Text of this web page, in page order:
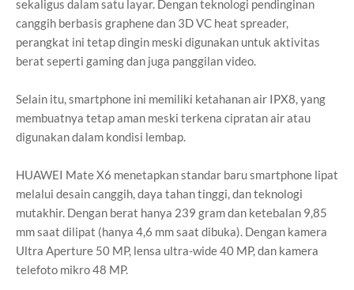
sekaligus dalam satu layar. Dengan teknologi pendinginan
canggih berbasis graphene dan 3D VC heat spreader,
perangkat ini tetap dingin meski digunakan untuk aktivitas
berat seperti gamingdan juga panggilan video.
Selain itu, smartphone ini memiliki ketahanan air IPX8, yang
membuatnya tetap aman meski terkena cipratan air atau
digunakan dalam kondisi lembap.
HUAWEI Mate X6 menetapkan standar baru smartphone lipat
melalui desain canggih, daya tahan tinggi, dan teknologi
mutakhir. Dengan berat hanya 239 gram dan ketebalan 9,85
mm saat dilipat (hanya 4,6 mm saat dibuka). Dengan kamera
Ultra Aperture 50 MP, lensa ultra-wide 40 MP, dan kamera
telefoto mikro 48 MP.